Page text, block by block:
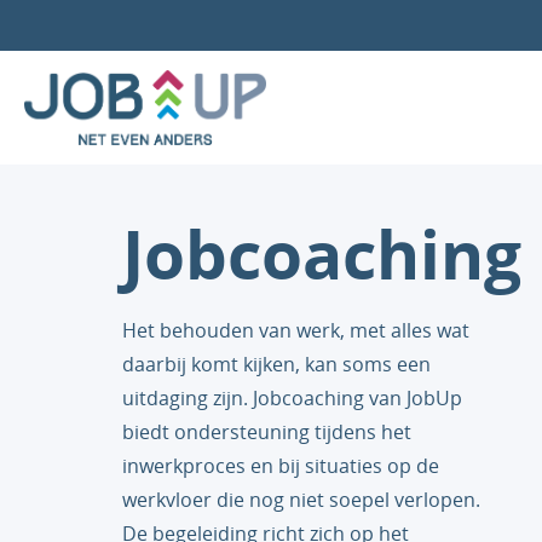
Jobcoaching
Het behouden van werk, met alles wat
daarbij komt kijken, kan soms een
uitdaging zijn. Jobcoaching van JobUp
biedt ondersteuning tijdens het
inwerkproces en bij situaties op de
werkvloer die nog niet soepel verlopen.
De begeleiding richt zich op het